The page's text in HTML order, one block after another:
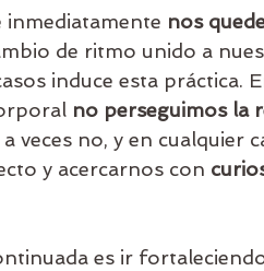
inmediatamente nos
de ritmo unido a
induce esta práctica.
no perseguimos la
veces no, y en cualquier
y acercarnos con
es ir